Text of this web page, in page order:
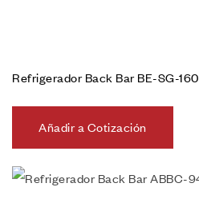
Refrigerador Back Bar BE-SG-160
Añadir a Cotización